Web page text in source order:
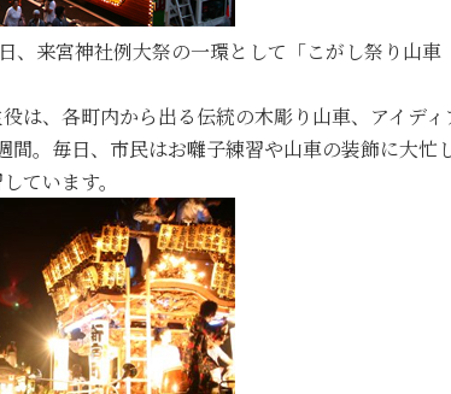
、来宮神社例大祭の一環として「こがし祭り山
は、各町内から出る伝統の木彫り山車、アイデ
間。毎日、市民はお囃子練習や山車の装飾に大
ています。